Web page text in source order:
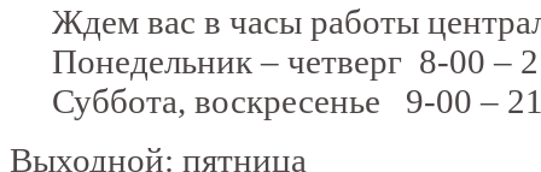
Ждем вас в часы работы
Понедельник – четверг 8-00 –
Суббота, воскресенье 9-00 –
Выходной: пятница